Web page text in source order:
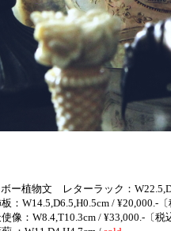
ー植物文 レターラック：
W14.5,D6.5,H0.5cm / ¥20,000.-
像： W8.4,T10.3cm / ¥33,000.- 〔